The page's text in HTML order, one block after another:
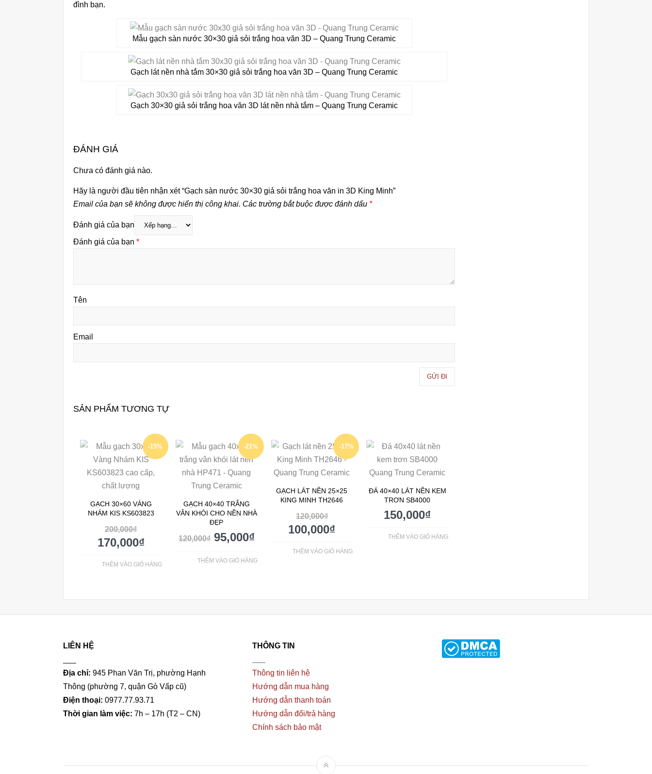
đình bạn.
Mẫu gạch sàn nước 30×30 giả sỏi trắng hoa văn 3D – Quang Trung Ceramic
Gạch lát nền nhà tắm 30×30 giả sỏi trắng hoa văn 3D – Quang Trung Ceramic
Gạch 30×30 giả sỏi trắng hoa văn 3D lát nền nhà tắm – Quang Trung Ceramic
ĐÁNH GIÁ
Chưa có đánh giá nào.
Hãy là người đầu tiên nhận xét “Gạch sàn nước 30×30 giả sỏi trắng hoa văn in 3D King Minh”
Email của bạn sẽ không được hiển thị công khai. Các trường bắt buộc được đánh dấu *
Đánh giá của bạn
Đánh giá của bạn *
Tên
Email
SẢN PHẨM TƯƠNG TỰ
-15%
GẠCH 30×60 VÀNG
NHÁM KIS KS603823
200,000₫
170,000₫
THÊM VÀO GIỎ HÀNG
-21%
GẠCH 40×40 TRẮNG
VÂN KHÓI CHO NỀN NHÀ
ĐẸP
120,000₫ 95,000₫
THÊM VÀO GIỎ HÀNG
-17%
GẠCH LÁT NỀN 25×25
KING MINH TH2646
120,000₫
100,000₫
THÊM VÀO GIỎ HÀNG
ĐÁ 40×40 LÁT NỀN KEM
TRƠN SB4000
150,000₫
THÊM VÀO GIỎ HÀNG
LIÊN HỆ
Địa chỉ: 945 Phan Văn Trị, phường Hạnh
Thông (phường 7, quận Gò Vấp cũ)
Điện thoại: 0977.77.93.71
Thời gian làm việc: 7h – 17h (T2 – CN)
THÔNG TIN
Thông tin liên hệ
Hướng dẫn mua hàng
Hướng dẫn thanh toán
Hướng dẫn đổi/trả hàng
Chính sách bảo mật